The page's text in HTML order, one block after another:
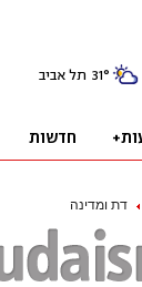
דת ומדינה